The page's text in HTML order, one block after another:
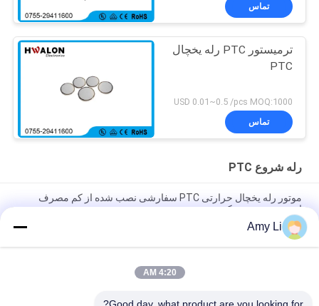
تماس
ترمیستور PTC رله یخچال
PTC
USD 0.01~0.5 /pcs MOQ:1000
تماس
رله شروع PTC
موتور رله یخچال حرارتی PTC سفارشی نصب شده از کم مصرف
انرژی شروع می کند
عمر یخچال و فریزر
رله پایدار PTC موتور Starter یخچال کامپوزر موتور شروع برنامه
Amy Li
4:20 AM